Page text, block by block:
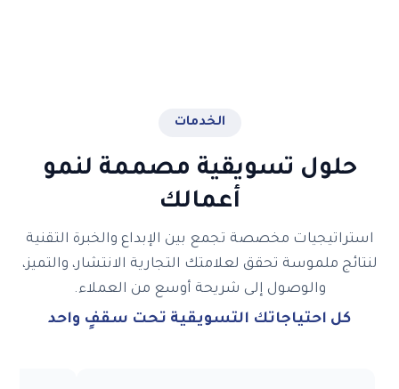
الخدمات
حلول تسويقية مصممة لنمو
أعمالك
مخصصة تجمع بين الإبداع والخبرة التقنية
ملموسة تحقق لعلامتك التجارية الانتشار، والتميز،
والوصول إلى شريحة أوسع من العملاء.
كل احتياجاتك التسويقية تحت سقفٍ واحد